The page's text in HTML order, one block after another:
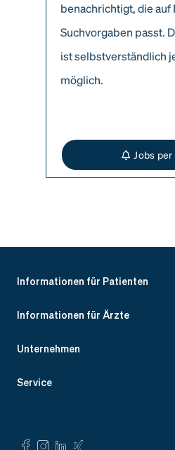
benachrichtigt, die auf
Suchvorgaben passt.
ist selbstverständlich
möglich.
Jobs per
Informationen für Patienten
Informationen für Ärzte
Unternehmen
Service